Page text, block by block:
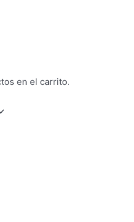
en el carrito.